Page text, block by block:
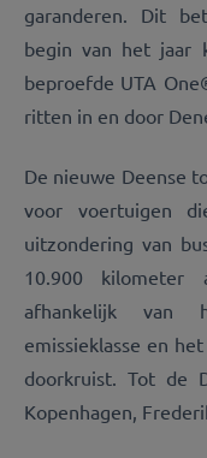
garanderen. Dit
begin van het jaar
beproefde UTA
ritten in en door
De nieuwe Deense
voor voertuigen
uitzondering van
10.900
afhankelijk van
emissieklasse en
doorkruist. Tot de
Kopenhagen,